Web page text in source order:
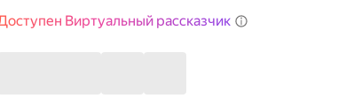
Виртуальный рассказчик